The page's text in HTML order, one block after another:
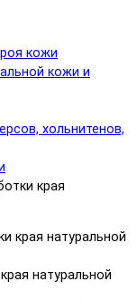
кожи
кожи и
хольнитенов,
края
натуральной